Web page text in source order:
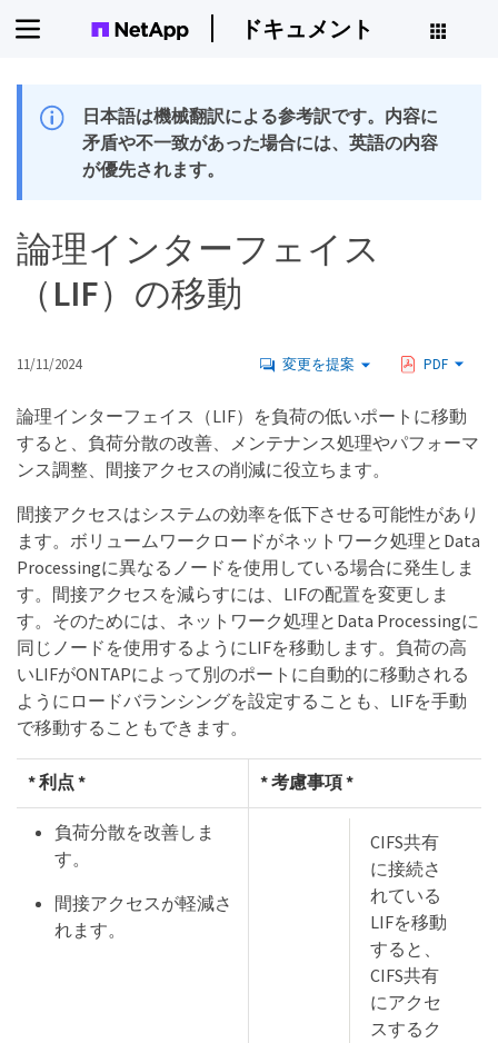
ドキュメント
日本語は機械翻訳による参考訳です。内容に
矛盾や不一致があった場合には、英語の内容
が優先されます。
論理インターフェイス
（LIF）の移動
11/11/2024 変更を提案 PDF
論理インターフェイス（LIF）を負荷の低いポートに移動
すると、負荷分散の改善、メンテナンス処理やパフォーマ
ンス調整、間接アクセスの削減に役立ちます。
間接アクセスはシステムの効率を低下させる可能性があり
ます。ボリュームワークロードがネットワーク処理とData
Processingに異なるノードを使用している場合に発生しま
す。間接アクセスを減らすには、LIFの配置を変更しま
す。そのためには、ネットワーク処理とData Processingに
同じノードを使用するようにLIFを移動します。負荷の高
いLIFがONTAPによって別のポートに自動的に移動される
ようにロードバランシングを設定することも、LIFを手動
で移動することもできます。
* 利点 * * 考慮事項 *
負荷分散を改善しま
す。
間接アクセスが軽減さ
れます。
CIFS共有
に接続さ
れている
LIFを移動
すると、
CIFS共有
にアクセ
スするク